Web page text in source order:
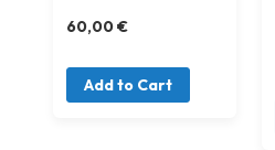
60,00 €
Add to Cart